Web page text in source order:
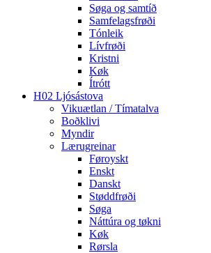
Søga og samtíð
Samfelagsfrøði
Tónleik
Lívfrøði
Kristni
Køk
Ítrótt
H02 Ljósástova
Vikuætlan / Tímatalva
Boðklivi
Myndir
Lærugreinar
Føroyskt
Enskt
Danskt
Støddfrøði
Søga
Náttúra og tøkni
Køk
Rørsla